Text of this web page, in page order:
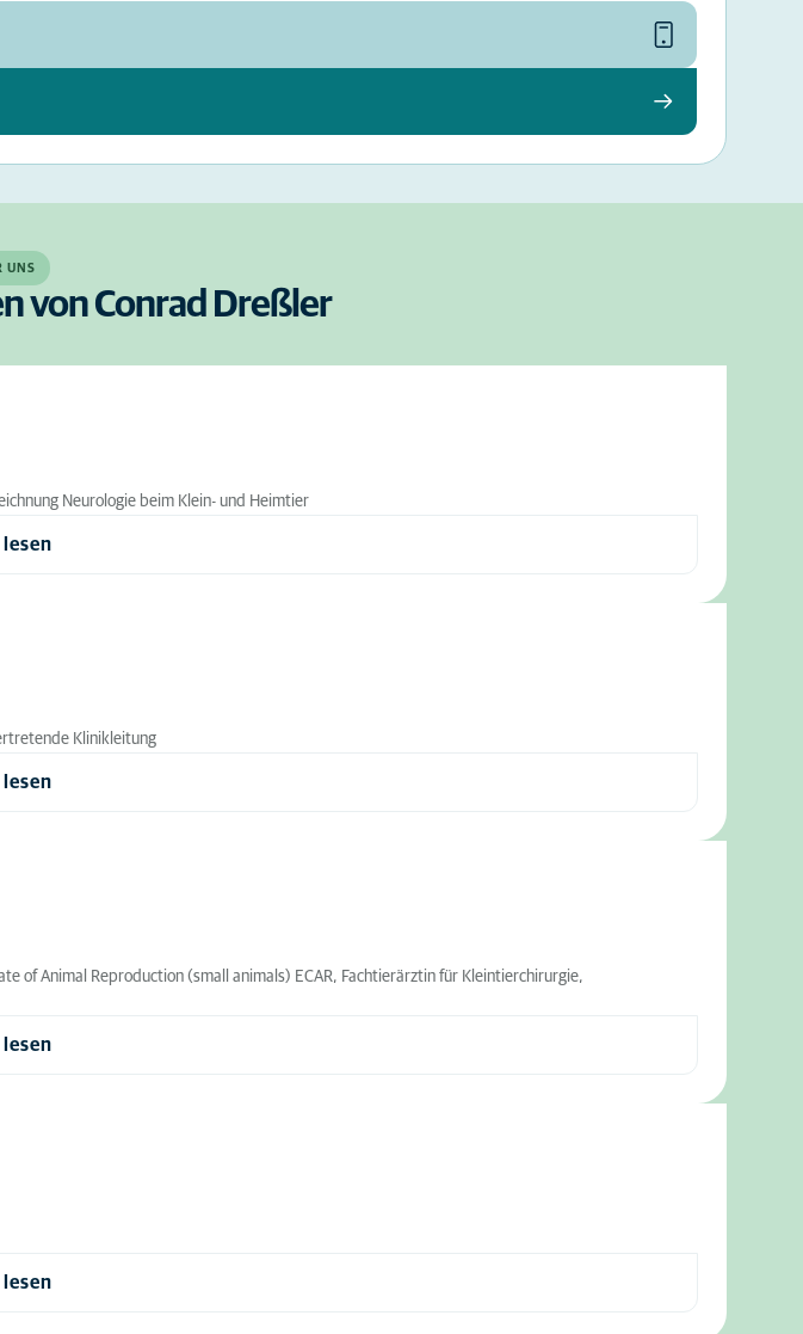
UNS
von Conrad Dreßler
Neurologie beim Klein- und Heimtier
Klinikleitung
of Animal Reproduction (small animals) ECAR, Fachtierärztin für Kleintierchirurgie,